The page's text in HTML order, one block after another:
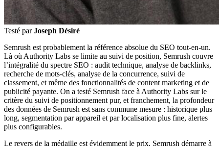
Testé parJoseph Désiré
Semrush est probablement la référence absolue du SEO tout-en-un.
Là où Authority Labs se limite au suivi de position, Semrush couvre
l’intégralité du spectre SEO : audit technique, analyse de backlinks,
recherche de mots-clés, analyse de la concurrence, suivi de
classement, et même des fonctionnalités de content marketing et de
publicité payante. On a testé Semrush face à Authority Labs sur le
critère du suivi de positionnement pur, et franchement, la profondeur
des données de Semrush est sans commune mesure : historique plus
long, segmentation par appareil et par localisation plus fine, alertes
plus configurables.
Le revers de la médaille est évidemment le prix. Semrush démarre à